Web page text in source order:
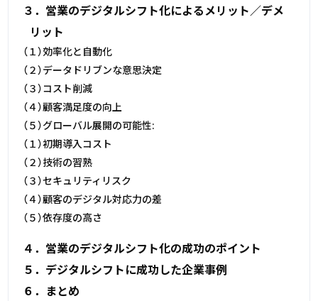
３．営業のデジタルシフト化によるメリット／デメ
リット
（１）効率化と自動化
（２）データドリブンな意思決定
（３）コスト削減
（４）顧客満足度の向上
（５）グローバル展開の可能性:
（１）初期導入コスト
（２）技術の習熟
（３）セキュリティリスク
（４）顧客のデジタル対応力の差
（５）依存度の高さ
４．営業のデジタルシフト化の成功のポイント
５．デジタルシフトに成功した企業事例
６．まとめ